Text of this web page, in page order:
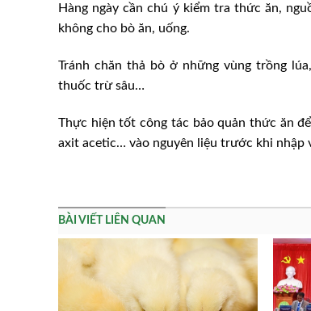
Hàng ngày cần chú ý kiểm tra thức ăn,
không cho bò ăn, uống.
Tránh chăn thả bò ở những vùng trồng
thuốc trừ sâu…
Thực hiện tốt công tác bảo quản thức ăn
axit acetic… vào nguyên liệu trước khi nhập
BÀI VIẾT LIÊN QUAN